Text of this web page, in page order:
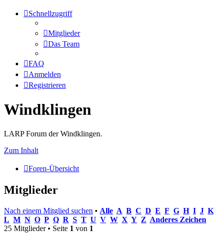
Schnellzugriff
Mitglieder
Das Team
FAQ
Anmelden
Registrieren
Windklingen
LARP Forum der Windklingen.
Zum Inhalt
Foren-Übersicht
Mitglieder
Nach einem Mitglied suchen • Alle A B C D E F G H I J K
L M N O P Q R S T U V W X Y Z Anderes Zeichen
25 Mitglieder • Seite 1 von 1